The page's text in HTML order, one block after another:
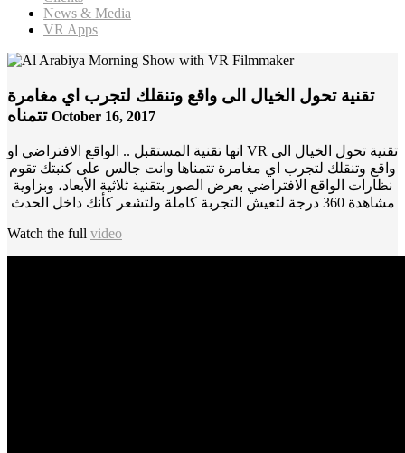
News & Media
VR Apps
تقنية تحول الخيال الى واقع وتنقلك لتجرب اي مغامرة
تتمناه October 16, 2017
انها تقنية المستقبل .. الواقع الافتراضي او VR تقنية تحول الخيال الى
واقع وتنقلك لتجرب اي مغامرة تتمناها وانت جالس على كنبتك تقوم
نظارات الواقع الافتراضي بعرض الصور بتقنية ثلاثية الأبعاد، وبزاوية
مشاهدة 360 درجة لتعيش التجربة كاملة ولتشعر كأنك داخل الحدث
Watch the full video